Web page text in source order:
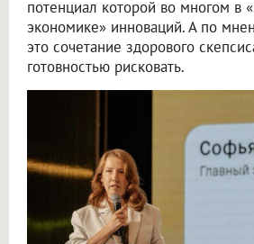
потенциал которой во многом в
экономике» инноваций. А по
это сочетание здорового
готовностью рисковать.